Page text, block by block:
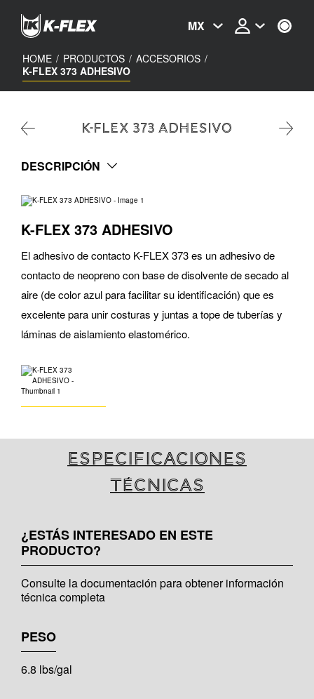
content
MX
HOME / PRODUCTOS / ACCESORIOS /
K-FLEX 373 ADHESIVO
K-FLEX 373 ADHESIVO
DESCRIPCIÓN
K-FLEX 373 ADHESIVO
El adhesivo de contacto K-FLEX 373 es un adhesivo de
contacto de neopreno con base de disolvente de secado al
aire (de color azul para facilitar su identificación) que es
excelente para unir costuras y juntas a tope de tuberías y
láminas de aislamiento elastomérico.
Especificaciones
técnicas
¿ESTÁS INTERESADO EN ESTE
PRODUCTO?
Consulte la documentación para obtener información
técnica completa
PESO
6.8 lbs/gal